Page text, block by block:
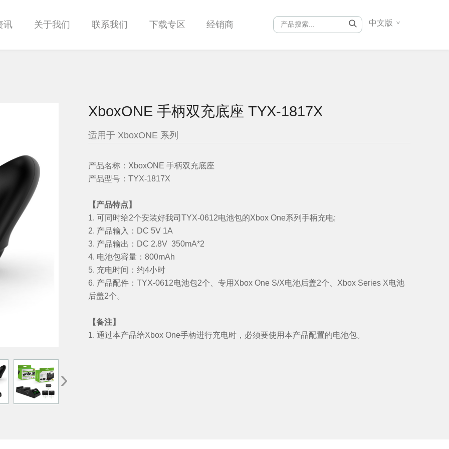
讯 关于我们 联系我们 下载专区 经销商 中文版
›
XboxONE 手柄双充底座 TYX-1817X
适用于 XboxONE 系列
产品名称： XboxONE 手柄双充底座
产品型号：TYX-1817X
【产品特点】
1.可同时给2个安装好我司TYX-0612电池包的Xbox One系列手柄充电;
2. 产品输入：DC 5V 1A
3. 产品输出：DC 2.8V 350mA*2
4. 电池包容量：800mAh
5. 充电时间：约4小时
6. 产品配件：TYX-0612电池包2个、专用Xbox One S/X电池后盖2个、Xbox Series X电池
后盖2个。
【备注】
1. 通过本产品给Xbox One手柄进行充电时，必须要使用本产品配置的电池包。